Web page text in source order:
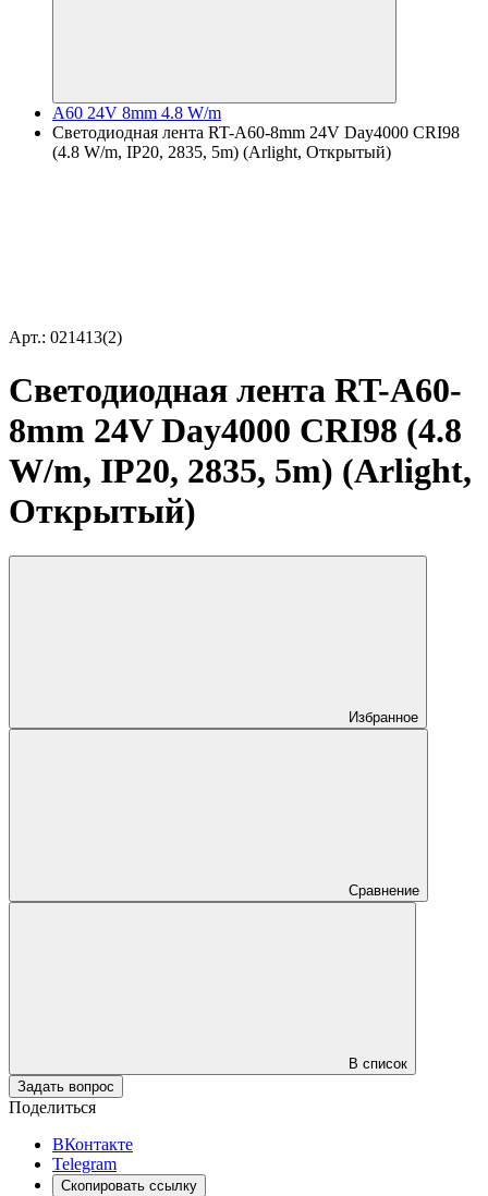
A60 24V 8mm 4.8 W/m
Светодиодная лента RT-A60-8mm 24V Day4000 CRI98
(4.8 W/m, IP20, 2835, 5m) (Arlight, Открытый)
Арт.: 021413(2)
Светодиодная лента RT-A60-
8mm 24V Day4000 CRI98 (4.8
W/m, IP20, 2835, 5m) (Arlight,
Открытый)
Избранное
Сравнение
В список
Задать вопрос
Поделиться
ВКонтакте
Telegram
Скопировать ссылку